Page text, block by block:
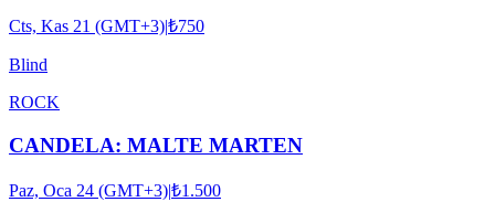
Cts, Kas 21 (GMT+3)|₺750
Blind
ROCK
CANDELA: MALTE MARTEN
Paz, Oca 24 (GMT+3)|₺1.500